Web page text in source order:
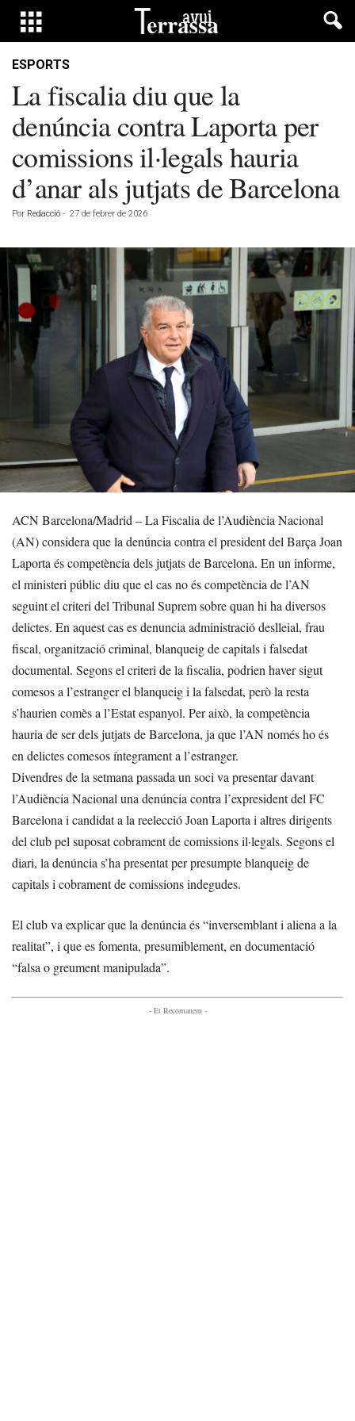
ESPORTS
La fiscalia diu que la
denúncia contra Laporta per
comissions il·legals hauria
d’anar als jutjats de Barcelona
Por Redacció - 27 de febrer de 2026
ACN Barcelona/Madrid – La Fiscalia de l’Audiència Nacional
(AN) considera que la denúncia contra el president del Barça Joan
Laporta és competència dels jutjats de Barcelona. En un informe,
el ministeri públic diu que el cas no és competència de l’AN
seguint el criteri del Tribunal Suprem sobre quan hi ha diversos
delictes. En aquest cas es denuncia administració deslleial, frau
fiscal, organització criminal, blanqueig de capitals i falsedat
documental. Segons el criteri de la fiscalia, podrien haver sigut
comesos a l’estranger el blanqueig i la falsedat, però la resta
s’haurien comès a l’Estat espanyol. Per això, la competència
hauria de ser dels jutjats de Barcelona, ja que l’AN només ho és
en delictes comesos íntegrament a l’estranger.
Divendres de la setmana passada un soci va presentar davant
l’Audiència Nacional una denúncia contra l’expresident del FC
Barcelona i candidat a la reelecció Joan Laporta i altres dirigents
del club pel suposat cobrament de comissions il·legals. Segons el
diari, la denúncia s’ha presentat per presumpte blanqueig de
capitals i cobrament de comissions indegudes.
El club va explicar que la denúncia és “inversemblant i aliena a la
realitat”, i que es fomenta, presumiblement, en documentació
“falsa o greument manipulada”.
- Et Recomanem -